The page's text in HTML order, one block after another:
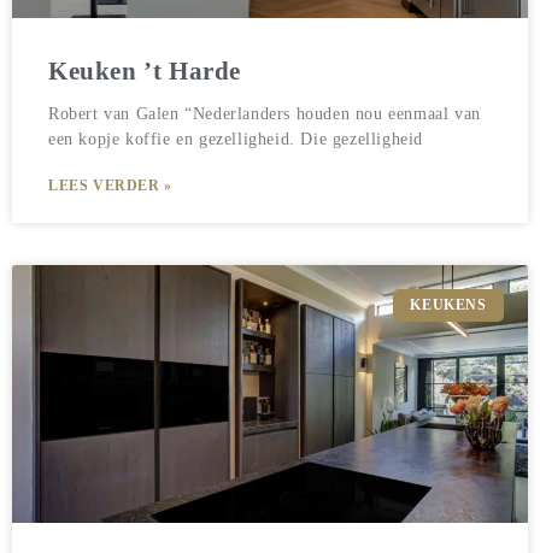
Keuken ’t Harde
Robert van Galen “Nederlanders houden nou eenmaal van
een kopje koffie en gezelligheid. Die gezelligheid
LEES VERDER »
KEUKENS